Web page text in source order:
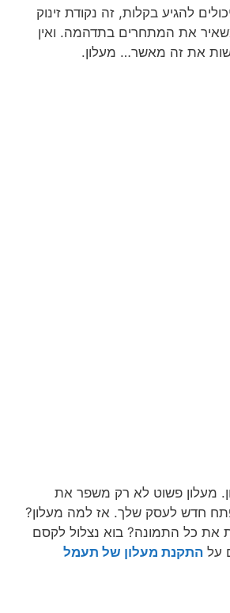
להגיע בקלות, זה נקודת זינוק
את המתחרים בתדהמה. ואין
את זה מאשר… מעלון.
מעלון פשוט לא רק משפר את
חדש לעסק שלך. אז למה מעלון?
את כל התמונה? בוא נצלול לקסם
על התקנת מעלון של תעמל